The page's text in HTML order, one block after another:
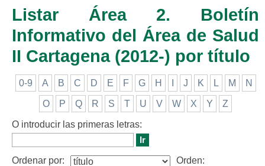
Listar Área 2. Boletín
Informativo del Área de Salud
II Cartagena (2012-) por título
0-9 A B C D E F G H J K L M N
O P Q R S T U V W X Y Z
O introducir las primeras letras:
Ordenar por:
Orden: